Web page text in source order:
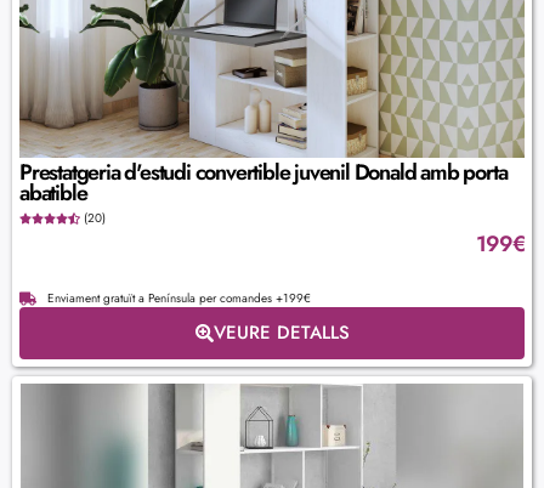
Prestatgeria d'estudi convertible juvenil Donald amb porta
abatible
(20)
199€
Enviament gratuït a Península per comandes +199€
VEURE DETALLS